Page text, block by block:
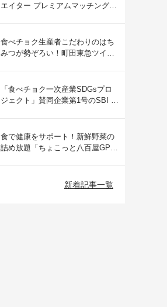
エイター プレミアムマッチング会
食べチョク生産者こだわりのはち
みつが勢ぞろい！町田東急ツイン
「食べチョク一次産業SDGsプロ
ジェクト」賛同企業第1号のSBI F
食で健康をサポート！新鮮野菜の
詰め放題「ちょこっと八百屋GP
新着記事一覧